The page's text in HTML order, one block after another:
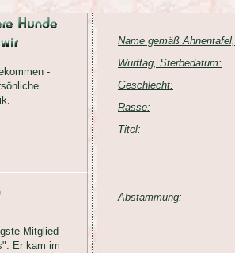
-
Mitglied
Er kam im
Name gemäß
Wurftag, Sterbedatum:
Geschlecht:
Rasse:
Titel:
Abstammung: